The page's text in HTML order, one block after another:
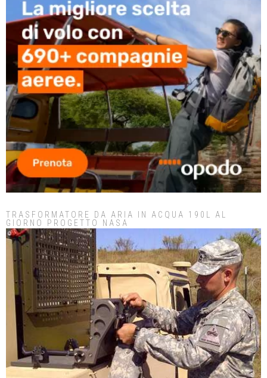
TRASFORMATORE DA ARIA IN ACQUA 190L AL
GIORNO PROGETTO NASA